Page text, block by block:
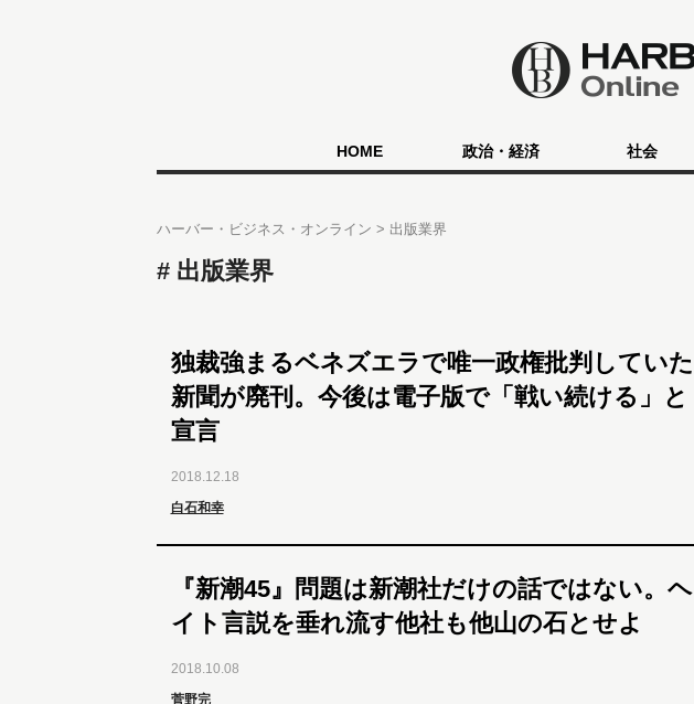
HOME 政治・経済 社会
ハーバー・ビジネス・オンライン 出版業界
出版業界
独裁強まるベネズエラで唯一政権批判していた
新聞が廃刊。今後は電子版で「戦い続ける」と
宣言
2018.12.18
白石和幸
『新潮45』問題は新潮社だけの話ではない。ヘ
イト言説を垂れ流す他社も他山の石とせよ
2018.10.08
菅野完